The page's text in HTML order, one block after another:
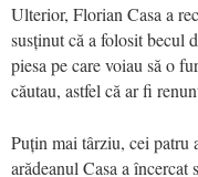
Ulterior, Florian Casa a
susținut că a folosit becul
piesa pe care voiau să o
căutau, astfel că ar fi
Puțin mai târziu, cei patru
arădeanul Casa a